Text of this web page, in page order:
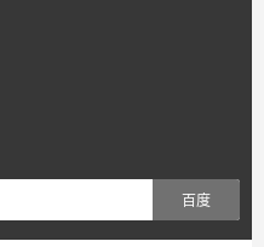
百度